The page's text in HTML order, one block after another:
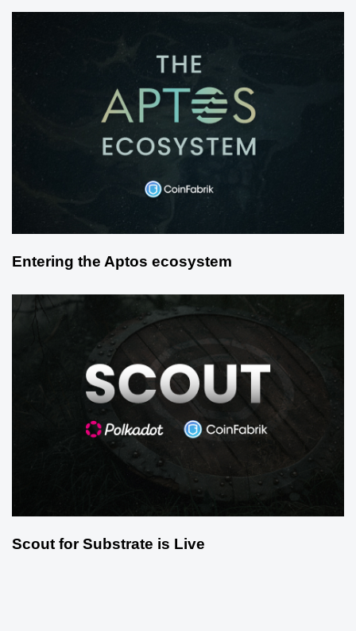
Entering the Aptos ecosystem
Scout for Substrate is Live